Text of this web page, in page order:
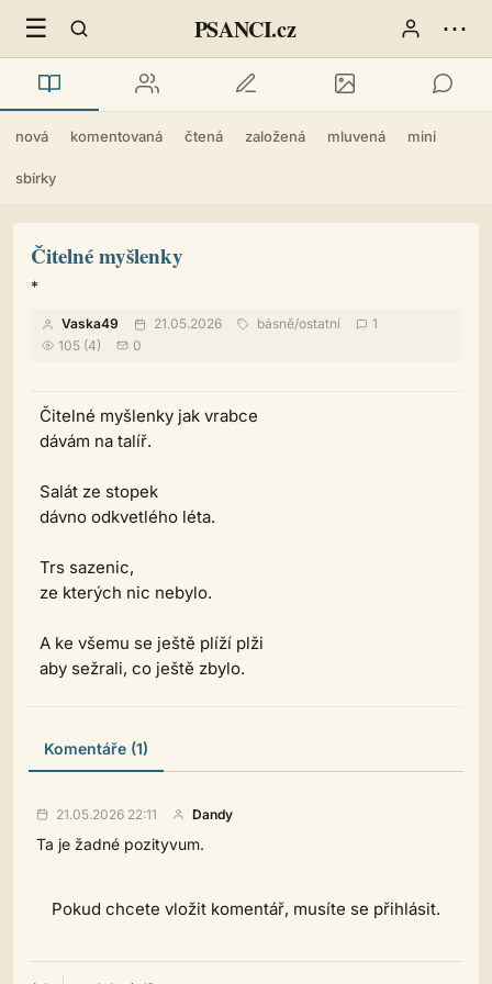
☰ PSANCI.cz ⋯
nová komentovaná čtená založená mluvená mini
sbírky
Čitelné myšlenky
*
Vaska49 21.05.2026 básně/ostatní
1
105 (4)
0
Čitelné myšlenky jak vrabce
dávám na talíř.
Salát ze stopek
dávno odkvetlého léta.
Trs sazenic,
ze kterých nic nebylo.
A ke všemu se ještě plíží plži
aby sežrali, co ještě zbylo.
Komentáře (1)
21.05.2026 22:11 Dandy
Ta je žadné pozityvum.
Pokud chcete vložit komentář, musíte se přihlásit.